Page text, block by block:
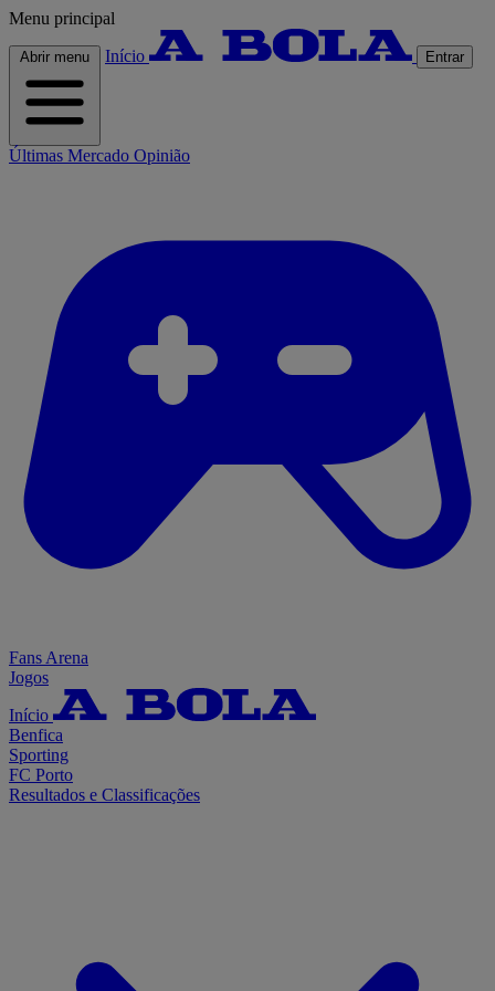
Menu principal
Abrir menu Início Entrar
Últimas Mercado Opinião
Fans Arena
Jogos
Início
Benfica
Sporting
FC Porto
Resultados e Classificações